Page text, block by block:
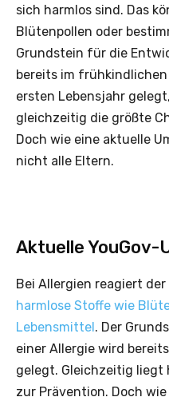
sich harmlos sind. Das
Blütenpollen oder
Grundstein für die
bereits im
ersten Lebensjahr
gleichzeitig die größte
Doch wie eine aktuelle
nicht alle Eltern.
Aktuelle YouGov-
Bei Allergien reagiert
harmlose Stoffe wie
Lebensmittel. Der
einer Allergie wird
gelegt. Gleichzeitig liegt
zur Prävention. Doch